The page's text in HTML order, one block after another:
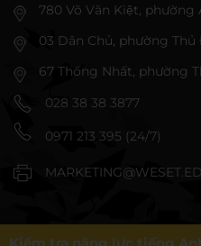
780 Võ Văn Kiệt, phường
03 Dân Chủ, phường Thủ
67 Thống Nhất, phường
028 38 38 3877
0971 213 395 (24/7)
Kiểm tra năng lực tiếng